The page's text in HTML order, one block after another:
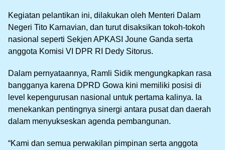
Kegiatan pelantikan ini, dilakukan oleh Menteri Dalam
Negeri Tito Karnavian, dan turut disaksikan tokoh-tokoh
nasional seperti Sekjen APKASI Joune Ganda serta
anggota Komisi VI DPR RI Dedy Sitorus.
Dalam pernyataannya, Ramli Sidik mengungkapkan rasa
bangganya karena DPRD Gowa kini memiliki posisi di
level kepengurusan nasional untuk pertama kalinya. Ia
menekankan pentingnya sinergi antara pusat dan daerah
dalam menyukseskan agenda pembangunan.
“Kami dan semua perwakilan pimpinan serta anggota